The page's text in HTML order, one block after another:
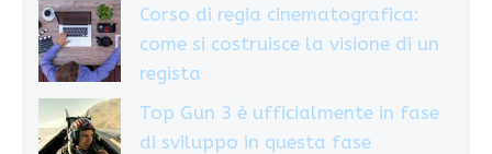
Corso di regia cinematografica:
come si costruisce la visione di un
regista
Top Gun 3 è ufficialmente in fase
di sviluppo in questa fase